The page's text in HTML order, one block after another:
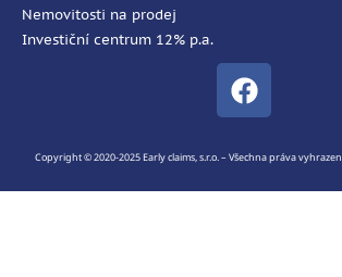
Nemovitosti na prodej
Investiční centrum 12% p.a.
Copyright © 2020-2025 Early claims, s.r.o. – Všechna práva